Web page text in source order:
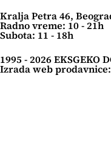
Kralja Petra 46,
Radno vreme: 10 - 21h
Subota: 11 - 18h
1995 - 2026 EKSGEKO
Izrada web